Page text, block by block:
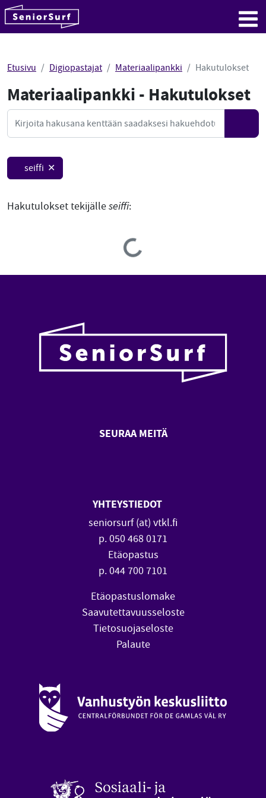
Hyppää sisältöön
Etusivu Digiopastajat Materiaalipankki Hakutulokset
Materiaalipankki - Hakutulokset
Haku
Hae
seiffi ✕
Hakutulokset tekijälleseiffi:
Loading...
SEURAA MEITÄ
YHTEYSTIEDOT
seniorsurf (at) vtkl.fi
p. 050 468 0171
Etäopastus
p. 044 700 7101
Etäopastuslomake
Saavutettavuusseloste
Tietosuojaseloste
Palaute